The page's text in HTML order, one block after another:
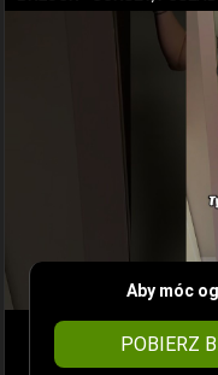
Aby móc
POBIERZ